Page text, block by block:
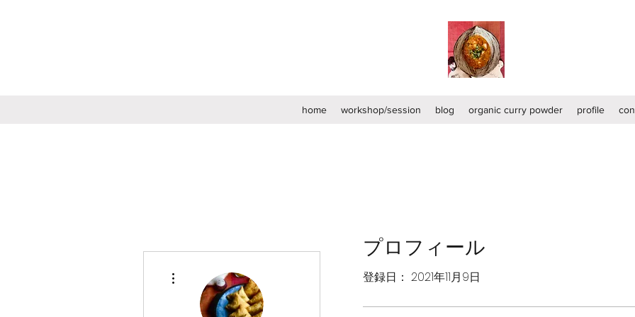
home workshop/session blog organic curry powder profile
プロフィール
登録日： 2021年11月9日